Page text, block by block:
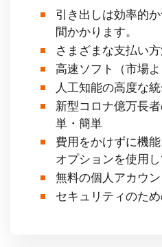
引き出しは効率的
間かかります。
さまざまな支払い方
高速ソフト（市場よ
人工知能の高度な
新型コロナ億万長
単・簡単
費用をかけずに機
オプションを使用し
無料の個人アカウ
セキュリティのため